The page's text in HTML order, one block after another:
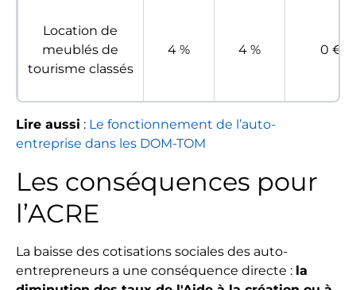
Location de
meublés de
tourisme classés
4 % 4 % 0 €
Lire aussi : Le fonctionnement de l’auto-
entreprise dans les DOM-TOM
Les conséquences pour
l’ACRE
La baisse des cotisations sociales des auto-
entrepreneurs a une conséquence directe : la